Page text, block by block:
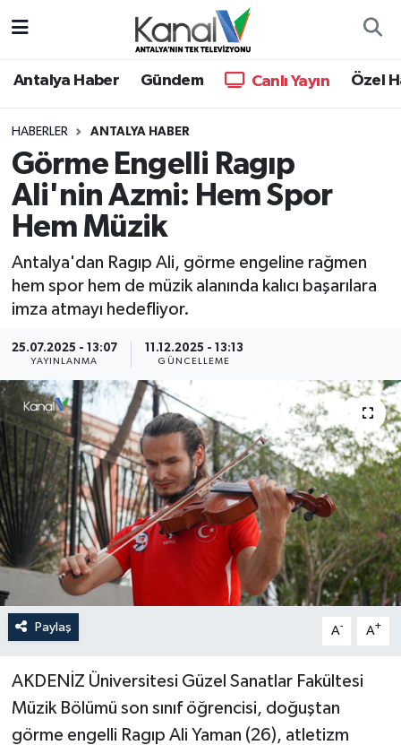
Antalya Haber Gündem Canlı Yayın Özel
HABERLER ANTALYA HABER
Görme Engelli Ragıp
Ali'nin Azmi: Hem Spor
Hem Müzik
Antalya'dan Ragıp Ali, görme engeline rağmen
hem spor hem de müzik alanında kalıcı başarılara
imza atmayı hedefliyor.
25.07.2025 - 13:07
YAYINLANMA
11.12.2025 - 13:13
GÜNCELLEME
Paylaş A- A+
AKDENİZ Üniversitesi Güzel Sanatlar Fakültesi
Müzik Bölümü son sınıf öğrencisi, doğuştan
görme engelli Ragıp Ali Yaman (26), atletizm
Antalya Haber
Dünya
Eğitim
Gündem
Günün Manşetleri
Haber Kuşakları
Haberler
KANALV Spor
Kültür Sanat
Magazin
Öğle Bülteni
Siyaset
Hava Durumu
Trafik Durumu
Süper Lig Puan Durumu ve Fikstür
Son Dakika Haberleri
Haber Arşivi